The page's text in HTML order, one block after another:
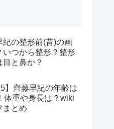
紀の整形前(昔)の画
いつから整形？整形
目と鼻か？
】齊藤早紀の年齢は
体重や身長は？wiki
まとめ